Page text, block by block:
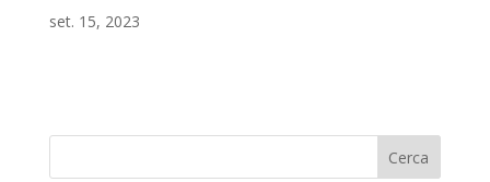
set. 15, 2023